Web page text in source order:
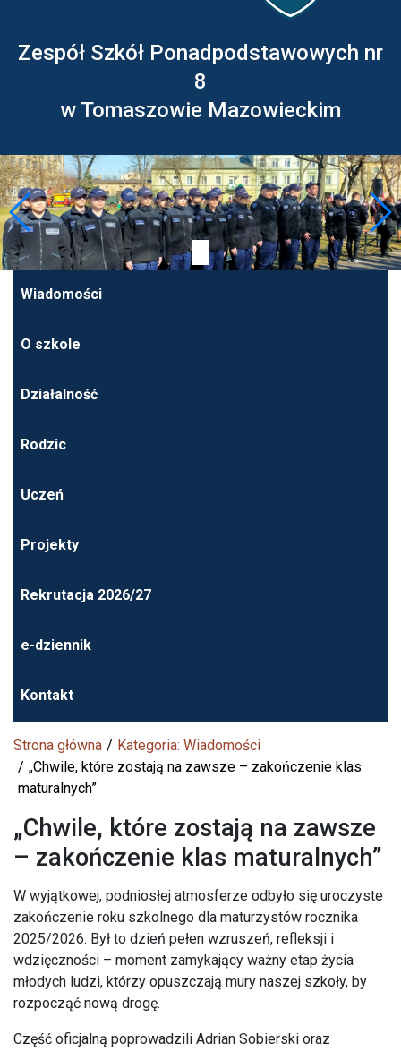
Zespół Szkół Ponadpodstawowych nr
8
w Tomaszowie Mazowieckim
Wiadomości
O szkole
Działalność
Rodzic
Uczeń
Projekty
Rekrutacja 2026/27
e-dziennik
Kontakt
Strona główna
Kategoria: Wiadomości
„Chwile, które zostają na zawsze – zakończenie klas
maturalnych”
„Chwile, które zostają na zawsze
– zakończenie klas maturalnych”
W wyjątkowej, podniosłej atmosferze odbyło się uroczyste
zakończenie roku szkolnego dla maturzystów rocznika
2025/2026. Był to dzień pełen wzruszeń, refleksji i
wdzięczności – moment zamykający ważny etap życia
młodych ludzi, którzy opuszczają mury naszej szkoły, by
rozpocząć nową drogę.
Część oficjalną poprowadzili Adrian Sobierski oraz